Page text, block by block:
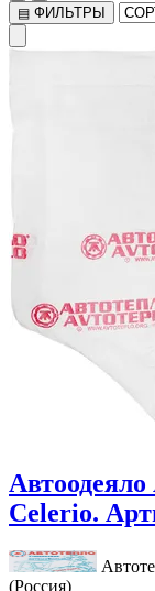
▤ ФИЛЬТРЫ
Celerio.
(Россия)